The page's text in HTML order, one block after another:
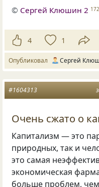
© Сергей Клюшин 2 172
4 1
Опубликовал Сергей
#1604313
Очень сжато о
Капитализм — это
природных, так и
это самая
экономическая
больше проблем,